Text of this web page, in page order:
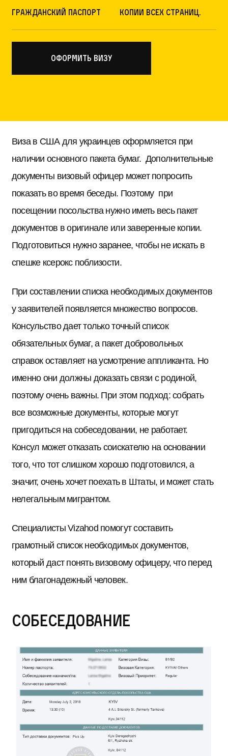
Гражданский паспорт Копии всех страниц.
оформить визу
Виза в США для украинцев оформляется при
наличии основного пакета бумаг. Дополнительные
документы визовый офицер может попросить
показать во время беседы. Поэтому при
посещении посольства нужно иметь весь пакет
документов в оригинале или заверенные копии.
Подготовиться нужно заранее, чтобы не искать в
спешке ксерокс поблизости.
При составлении списка необходимых документов
у заявителей появляется множество вопросов.
Консульство дает только точный список
обязательных бумаг, а пакет добровольных
справок оставляет на усмотрение аппликанта. Но
именно они должны доказать связи с родиной,
поэтому очень важны. При этом подход: собрать
все возможные документы, которые могут
пригодиться на собеседовании, не работает.
Консул может отказать соискателю на основании
того, что тот слишком хорошо подготовился, а
значит, очень хочет поехать в Штаты, и может стать
нелегальным мигрантом.
Специалисты Vizahod помогут составить
грамотный список необходимых документов,
который даст понять визовому офицеру, что перед
ним благонадежный человек.
Собеседование